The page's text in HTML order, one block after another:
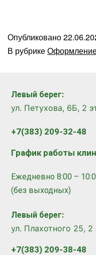
Опубликовано
В рубрикеОформление
Левый берег:
ул. Петухова, 6Б, 2
+7(383) 209-32-48
График работы
Ежедневно 8:00 –
(без выходных)
Левый берег:
ул. Плахотного 25, 2
+7(383) 209-38-48